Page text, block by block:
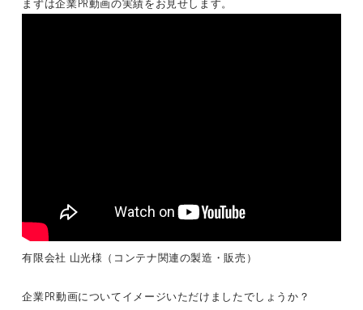
まずは企業PR動画の実績をお見せします。
有限会社 山光様（コンテナ関連の製造・販売）
企業PR動画についてイメージいただけましたでしょうか？